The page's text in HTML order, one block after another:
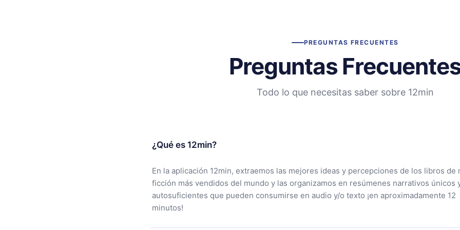
PREGUNTAS FRECUENTES
Preguntas
Todo lo que necesitas saber sobre 12min
¿Qué es 12min?
En la aplicación 12min, extraemos las mejores ideas y percepciones de los libros de
ficción más vendidos del mundo y las organizamos en resúmenes narrativos únicos
autosuficientes que pueden consumirse en audio y/o texto ¡en aproximadamente 12
minutos!